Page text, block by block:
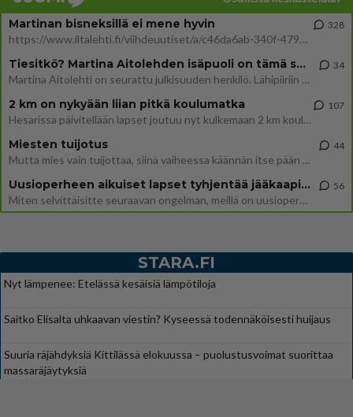
Martinan bisneksillä ei mene hyvin
https://www.iltalehti.fi/viihdeuutiset/a/c46da6ab-340f-4790-aaa7-0865eed2336 Yrityksen konkurssihakemus on tullut kärä
328
Tiesitkö? Martina Aitolehden isäpuoli on tämä suosittu laulaja
Martina Aitolehti on seurattu julkisuuden henkilö. Lähipiiriin mahtuu muitakin tunnettuja henkilöitä. Tiesitkö, että Ma
34
2 km on nykyään liian pitkä koulumatka
Hesarissa päivitellään lapset joutuu nyt kulkemaan 2 km kouluun jösses. Ruostefillarilla tuo matka menee vaikka miten äk
107
Miesten tuijotus
Mutta mies vain tuijottaa, siinä vaiheessa käännän itse pään pois. Mikä juttu? Yleensä jos joku tuijottaa tai katsoo, hä
44
Uusioperheen aikuiset lapset tyhjentää jääkaapin käydessään
Miten selvittäisitte seuraavan ongelman, meillä on uusioperhe, minulla teini-ikäiset lapset ja puolisolla aikuiset, jotk
56
STARA.FI
Nyt lämpenee: Etelässä kesäisiä lämpötiloja
Saitko Elisalta uhkaavan viestin? Kyseessä todennäköisesti huijaus
Suuria räjähdyksiä Kittilässä elokuussa – puolustusvoimat suorittaa
massaräjäytyksiä